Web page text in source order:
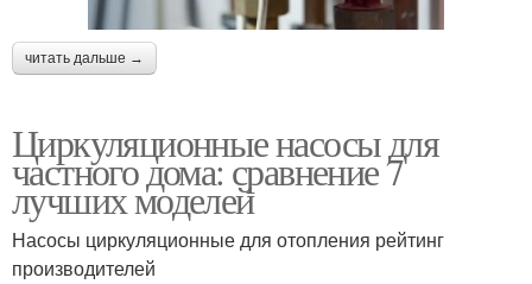
читать дальше →
Циркуляционные насосы для
частного дома: сравнение 7
лучших моделей
Насосы циркуляционные для отопления рейтинг
производителей